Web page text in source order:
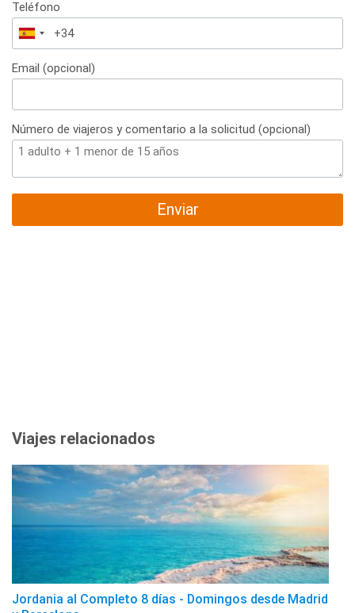
Teléfono
España
+34
Email (opcional)
Número de viajeros y comentario a la solicitud (opcional)
Enviar
Viajes relacionados
Jordania al Completo 8 días - Domingos desde Madrid